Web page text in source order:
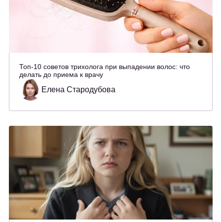
Топ-10 советов трихолога при выпадении волос: что
делать до приема к врачу
Елена Стародубова